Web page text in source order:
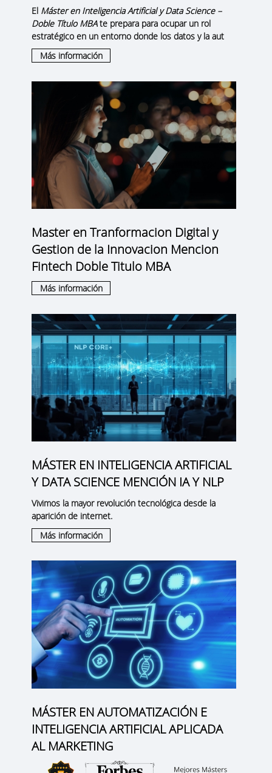
El Máster en Inteligencia Artificial y Data Science –
Doble Título MBAte prepara para ocupar un rol
estratégico en un entorno donde los datos y la aut
Más información
Master en Tranformacion Digital y
Gestion de la Innovacion Mencion
Fintech Doble Titulo MBA
Más información
MÁSTER EN INTELIGENCIA ARTIFICIAL
Y DATA SCIENCE MENCIÓN IA Y NLP
Vivimos la mayor revolución tecnológica desde la
aparición de internet.
Más información
MÁSTER EN AUTOMATIZACIÓN E
INTELIGENCIA ARTIFICIAL APLICADA
AL MARKETING